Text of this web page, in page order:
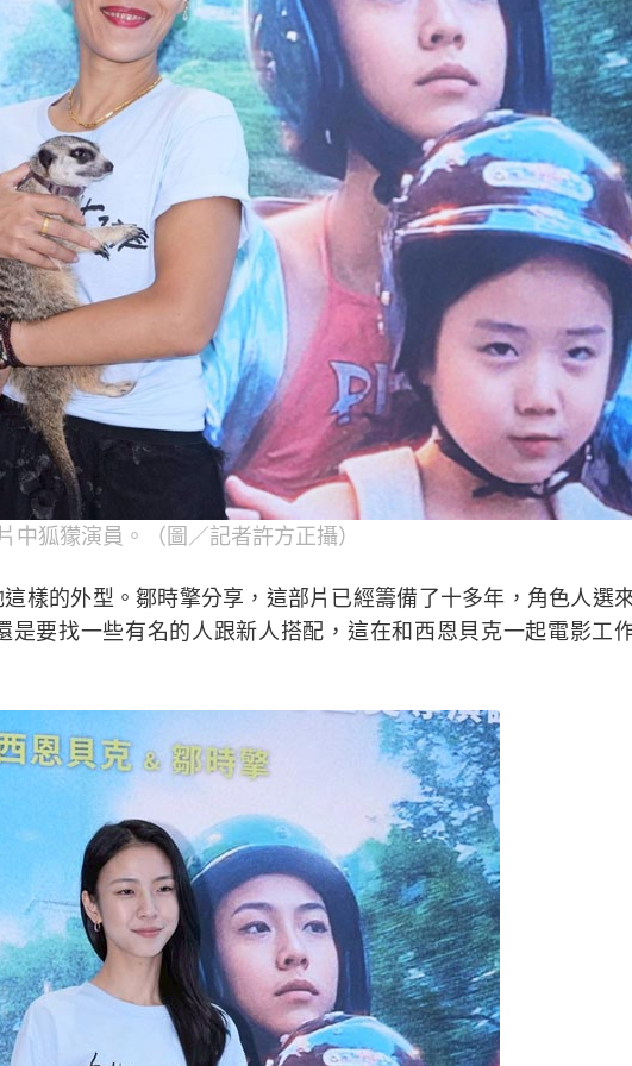
中狐獴演員。（圖／記者許方正攝）
樣的外型。鄒時擎分享，這部片已經籌備了十多年，角色人選
要找一些有名的人跟新人搭配，這在和西恩貝克一起電影工